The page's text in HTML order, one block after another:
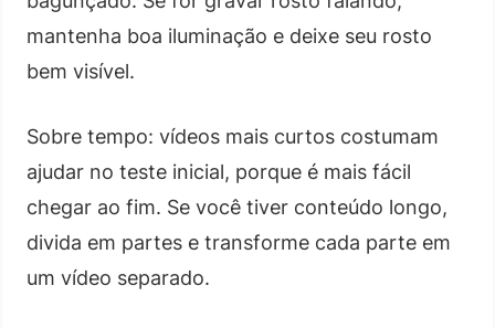
mantenha boa iluminação e deixe seu rosto
bem visível.
Sobre tempo: vídeos mais curtos costumam
ajudar no teste inicial, porque é mais fácil
chegar ao fim. Se você tiver conteúdo longo,
divida em partes e transforme cada parte em
um vídeo separado.